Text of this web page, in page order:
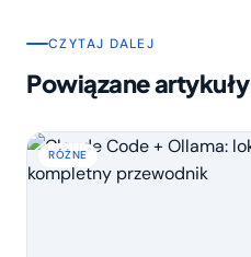
CZYTAJ DALEJ
Powiązane artykuły
RÓŻNE